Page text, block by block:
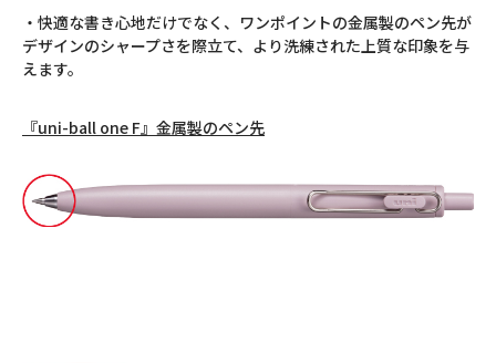
・快適な書き心地だけでなく、ワンポイントの金属製のペン先が
デザインのシャープさを際立て、より洗練された上質な印象を与
えます。
『uni-ball one F』金属製のペン先